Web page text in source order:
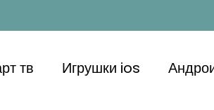
тв Игрушки ios